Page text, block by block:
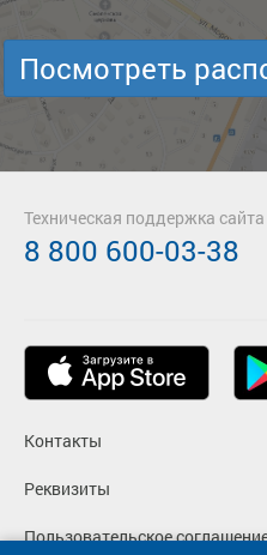
Посмотреть
Контакты
Реквизиты
Пользовательское
Техническая поддержка сайта
8 800 600-03-38